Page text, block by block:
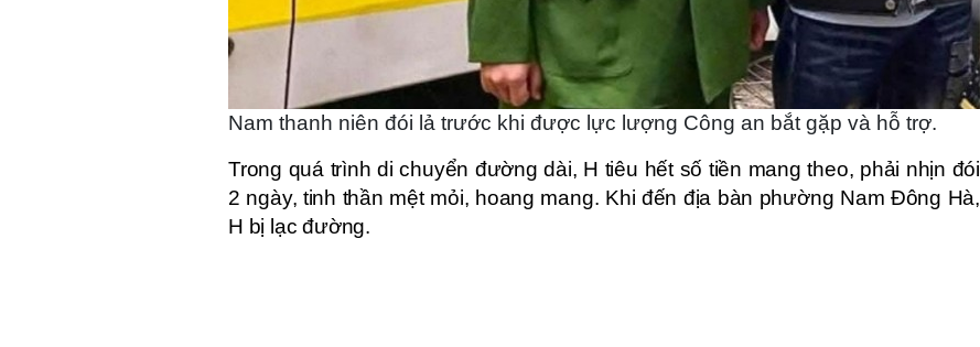
Nam thanh niên đói lả trước khi được lực lượng Công an bắt gặp và hỗ trợ.
Trong quá trình di chuyển đường dài, H tiêu hết số tiền mang theo, phải nhịn đói
2 ngày, tinh thần mệt mỏi, hoang mang. Khi đến địa bàn phường Nam Đông Hà,
H bị lạc đường.